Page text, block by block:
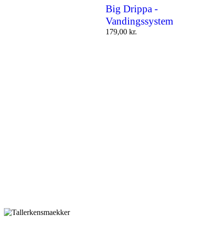
Big Drippa -
Vandingssystem
179,00 kr.